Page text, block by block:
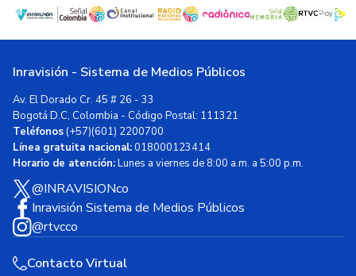
Inravisión - Sistema de Medios Públicos
Av. El Dorado Cr. 45 # 26 - 33
Bogotá D.C, Colombia - Código Postal: 111321
Teléfonos(+57)(601) 2200700
Línea gratuita nacional:018000123414
Horario de atención:Lunes a viernes de 8:00 a.m. a 5:00 p.m.
@INRAVISIONco
Inravisión Sistema de Medios Públicos
@rtvcco
Contacto Virtual